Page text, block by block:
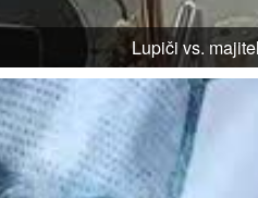
Lupiči vs.